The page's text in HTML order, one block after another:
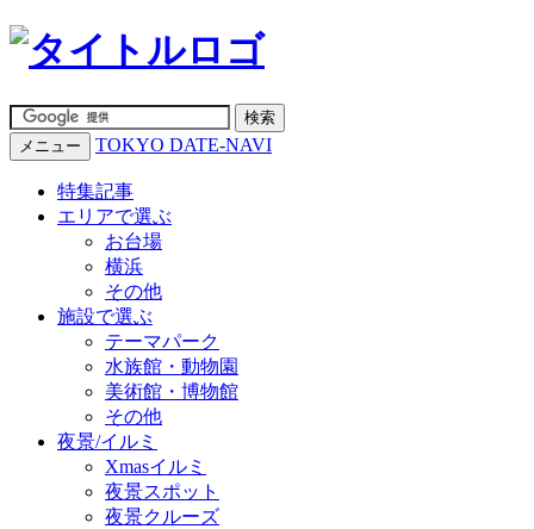
メニュー TOKYO DATE-NAVI
特集記事
エリアで選ぶ
お台場
横浜
その他
施設で選ぶ
テーマパーク
水族館・動物園
美術館・博物館
その他
夜景/イルミ
Xmasイルミ
夜景スポット
夜景クルーズ